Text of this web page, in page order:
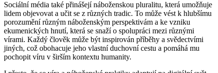
Sociální média také přinášejí náboženskou pluralitu, která umožňuje
lidem objevovat a učit se z různých tradic. To může vést k hlubšímu
porozumění různým náboženským perspektivám a ke vzniku
ekumenických hnutí, která se snaží o spolupráci mezi různými
vírami. Každý člověk může být inspirován příběhy a svědectvími
jiných, což obohacuje jeho vlastní duchovní cestu a pomáhá mu
pochopit víru v širším kontextu humanity.